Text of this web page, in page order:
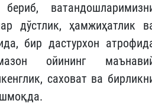
дўстлик, ҳамжиҳатлик
бир дастурхон
ойининг
саховат ва